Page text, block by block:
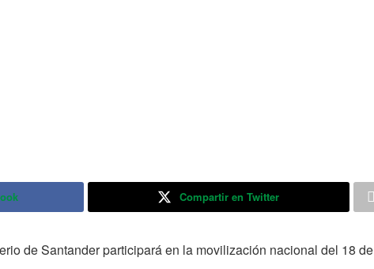
Compartir en Twitter
de Santander participará en la movilización nacional del 18 de